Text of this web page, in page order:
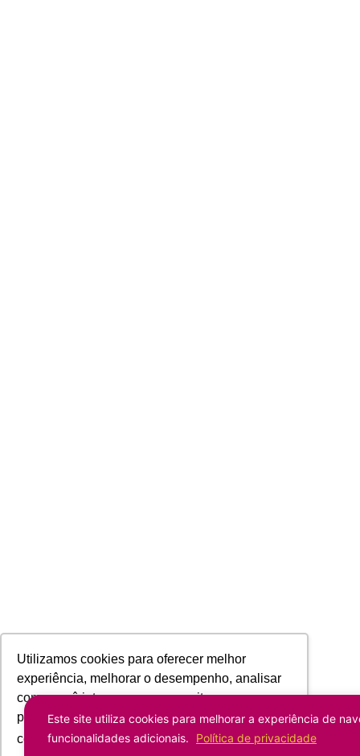
Utilizamos cookies para oferecer melhor
experiência, melhorar o desempenho, analisar
como você interage em nosso site e
personalizar conteúdo. Ao utilizar este site, você
concorda com o uso de cookies. Saiba mais
Este site utiliza cookies para melhorar a experiência de
funcionalidades adicionais.
Política de privacidade